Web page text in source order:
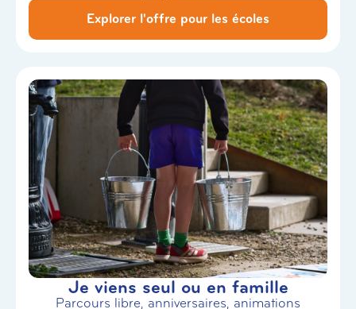
Explorer l'offre pour les écoles
Je viens seul ou en famille
Parcours libre, anniversaires, animations